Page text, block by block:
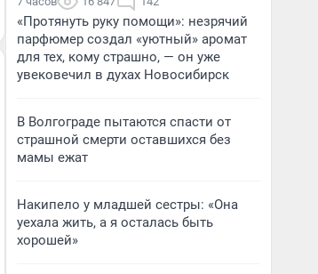
«Протянуть руку помощи»: незрячий
парфюмер создал «уютный» аромат
для тех, кому страшно, — он уже
увековечил в духах Новосибирск
В Волгограде пытаются спасти от
страшной смерти оставшихся без
мамы ежат
Накипело у младшей сестры: «Она
уехала жить, а я осталась быть
хорошей»